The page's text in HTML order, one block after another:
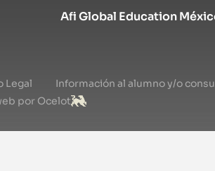
Afi Global Education
Legal
Información al alumno y/o
por Ocelot